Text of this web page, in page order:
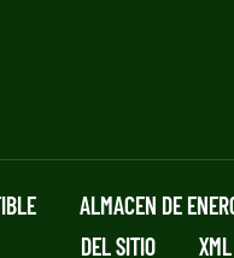
ALMACEN DE
DEL SITIO
XML